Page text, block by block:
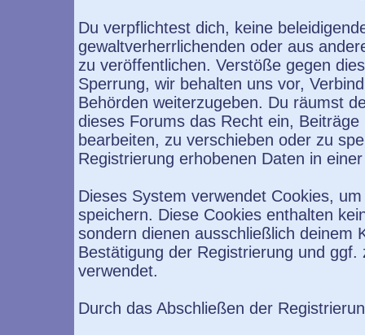
Du verpflichtest dich, keine
gewaltverherrlichenden oder aus
zu veröffentlichen. Verstöße gegen
Sperrung, wir behalten uns vor,
Behörden weiterzugeben. Du räumst
dieses Forums das Recht ein,
bearbeiten, zu verschieben oder zu
Registrierung erhobenen Daten in
Dieses System verwendet Cookies,
speichern. Diese Cookies enthalten
sondern dienen ausschließlich deinem
Bestätigung der Registrierung und
verwendet.
Durch das Abschließen der